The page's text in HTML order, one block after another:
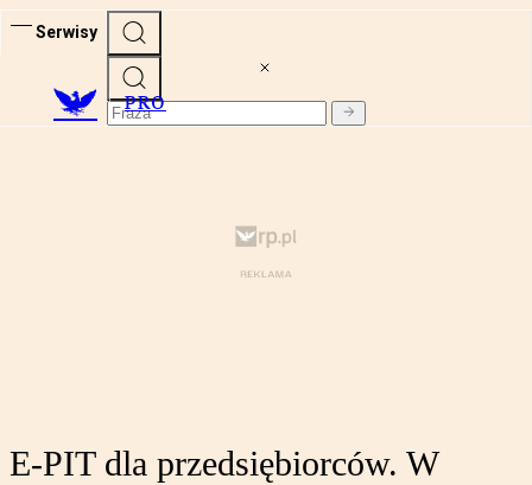
Serwisy
PRO
E-PIT dla przedsiębiorców. W